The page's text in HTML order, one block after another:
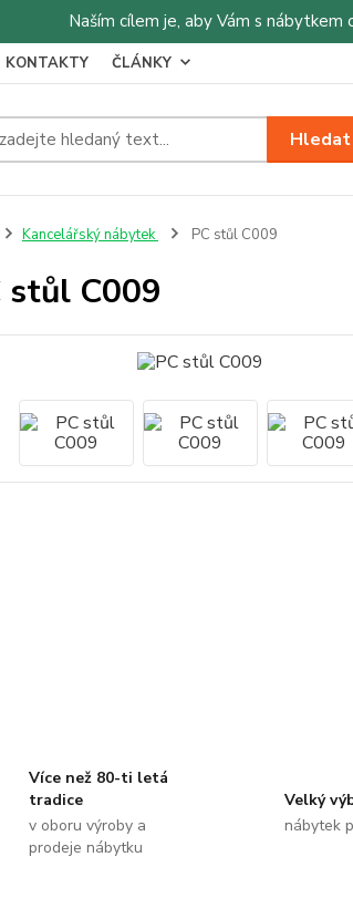
Naším cílem je, aby Vám s nábytkem
KONTAKTY ČLÁNKY
Hledat
Kancelářský nábytek PC stůl C009
stůl C009
Více než 80-ti letá
tradice
v oboru výroby a
prodeje nábytku
Velký
nábytek